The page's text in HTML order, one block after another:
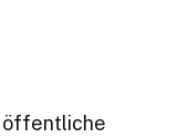
öffentliche